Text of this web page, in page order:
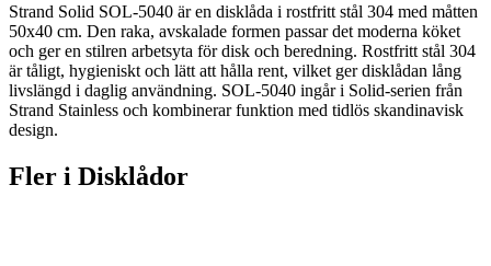
Strand Solid SOL-5040 är en disklåda i rostfritt stål 304 med måtten
50x40 cm. Den raka, avskalade formen passar det moderna köket
och ger en stilren arbetsyta för disk och beredning. Rostfritt stål 304
är tåligt, hygieniskt och lätt att hålla rent, vilket ger disklådan lång
livslängd i daglig användning. SOL-5040 ingår i Solid-serien från
Strand Stainless och kombinerar funktion med tidlös skandinavisk
design.
Fler i Disklådor